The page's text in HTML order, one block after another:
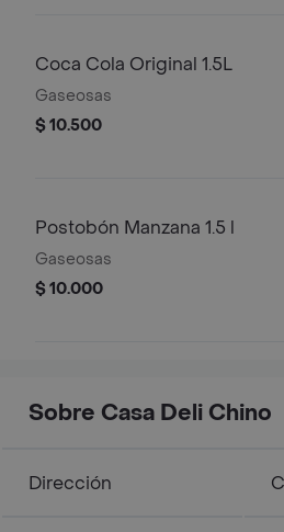
Coca Cola Original 1.5L
Gaseosas
$ 10.500
Postobón Manzana 1.5 l
Gaseosas
$ 10.000
Sobre Casa Deli Chino
Dirección